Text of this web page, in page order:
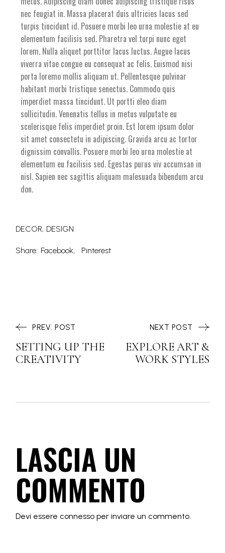
nec feugiat in. Massa placerat duis ultricies lacus sed
turpis tincidunt id. Posuere morbi leo urna molestie at eu
elementum facilisis sed. Pharetra vel turpi nunc eget
lorem. Nulla aliquet porttitor lacus luctus. Augue lacus
viverra vitae congue eu consequat ac felis. Euismod nisi
porta loremo mollis aliquam ut. Pellentesque pulvinar
habitant morbi tristique senectus. Commodo quis
imperdiet massa tincidunt. Ut portti eleo diam
sollicitudin. Venenatis tellus in metus vulputate eu
scelerisque felis imperdiet proin. Est lorem ipsum dolor
sit amet consectetu in adipiscing. Gravida arcu ac tortor
dignissim convallis. Posuere morbi leo urna molestie at
elementum eu facilisis sed. Egestas purus viv accumsan in
nisl. Sapien nec sagittis aliquam malesuada bibendum arcu
don.
DECOR DESIGN
Share: Facebook Pinterest
PREV. POST
SETTING UP THE
CREATIVITY
EXPLORE ART &
WORK STYLES
NEXT POST
LASCIA UN
COMMENTO
Devi essereconnesso per inviare un commento.